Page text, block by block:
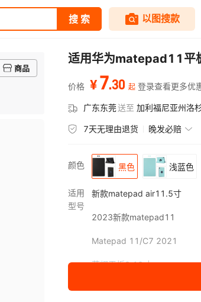
商品
适用华为matepad11
价格 ¥7.30 起 登录查看更多优
广东东莞送至 加利福尼亚州洛
7天无理由退货 晚发必赔
颜色 黑色 浅蓝色
适用
型号
新款matepad air11.5寸
2023新款matepad11
Matepad 11/C7 2021
荣耀平板8 12寸